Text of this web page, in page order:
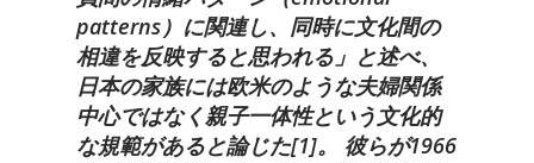
patterns）に関連し、同時に文化間の
相違を反映すると思われる」と述べ、
日本の家族には欧米のような夫婦関係
中心ではなく親子一体性という文化的
な規範があると論じた[1]。 彼らが1966